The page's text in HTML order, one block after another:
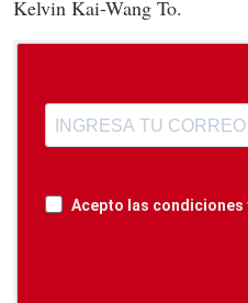
Kelvin Kai-Wang To.
Acepto las